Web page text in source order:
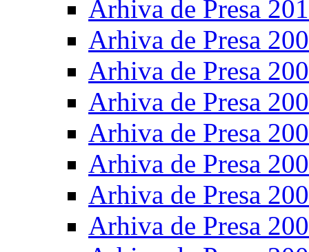
Arhiva de Presa
Arhiva de Presa
Arhiva de Presa
Arhiva de Presa
Arhiva de Presa
Arhiva de Presa
Arhiva de Presa
Arhiva de Presa